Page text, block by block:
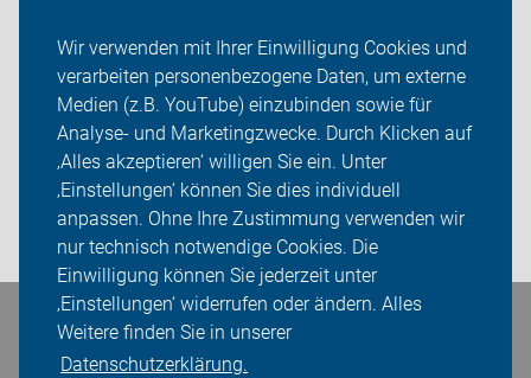
Wir verwenden mit Ihrer Einwilligung Cookies und
verarbeiten personenbezogene Daten, um externe
Medien (z.B. YouTube) einzubinden sowie für
Analyse- und Marketingzwecke. Durch Klicken auf
‚Alles akzeptieren‘ willigen Sie ein. Unter
‚Einstellungen‘ können Sie dies individuell
anpassen. Ohne Ihre Zustimmung verwenden wir
nur technisch notwendige Cookies. Die
Einwilligung können Sie jederzeit unter
‚Einstellungen‘ widerrufen oder ändern. Alles
Weitere finden Sie in unserer
Datenschutzerklärung.
ADFC Nottuln
Sei dabei
Presse
Login
Bleiben Sie in Kontakt